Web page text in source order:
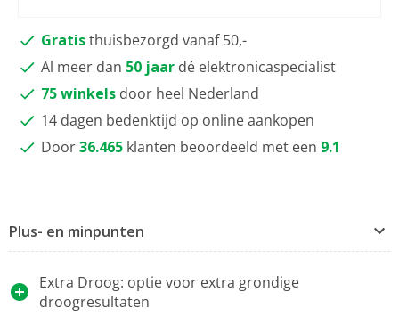
Gratisthuisbezorgd vanaf 50,-
Al meer dan 50 jaar dé elektronicaspecialist
75 winkels door heel Nederland
14 dagen bedenktijd op online aankopen
Door36.465 klanten beoordeeld met een 9.1
Plus- en minpunten
Extra Droog: optie voor extra grondige
droogresultaten